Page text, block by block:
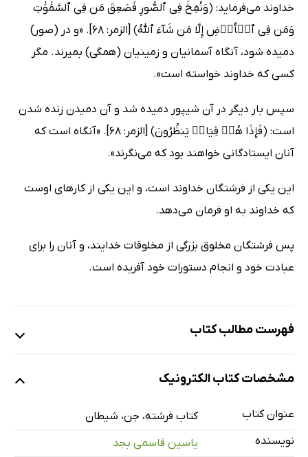
خداوند مى‌فرماید: ﴿وَنُفِخَ فِی ٱلصُّورِ فَصَعِقَ مَن فِی ٱلسَّمَٰوَٰتِ
وَمَن فِی ٱلۡأَرۡضِ إِلَّا مَن شَآءَ ٱللَّهُ﴾ [الزمر: 68]. «و در (صور)
دمیده شود، آنگاه آسمانیان و زمینیان (همگی) بمیرند. مگر
کسى که خداوند خواسته است».
سپس بار دیگر در آن شیپور دمیده شد و آن دمیدن زنده شدن
است: ﴿فَإِذَا هُمۡ قِیَامٞ یَنظُرُونَ﴾ [الزمر: 68]. «آنگاه است که
آنان ایستادگانی خواهند بود که مى‌نگرند».
این یکی از فرشتگان خداوند است، و این یکی از کارهای اوست
که خداوند به او فرمان مى‌دهد.
پس فرشتگان مخلوق بزرگی از مخلوقات خدایند، و آنان را برای
عبادت خود و انجام دستورات خود آفریده است.
فهرست مطالب کتاب
ایمان به فرشتگان یعنی چه؟
فرشتگان از چه چیزی آفریده شده‌اند
کارهایی که فرشتگان به آن مکلفند
مشخصات کتاب الکترونیک
عنوان کتاب
کتاب فرشته، جن، شیطان
نویسنده
یاسین قاسمی بجد